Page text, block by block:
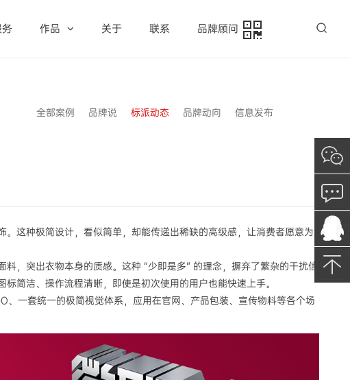
作品 关于 联系 品牌顾问
全部案例 品牌说 标派动态 品牌动向 信息发布
这种极简设计，看似简单，却能传递出稀缺的高级感，让消费者愿意为
，突出衣物本身的质感。这种 “少即是多” 的理念，摒弃了繁杂的干扰信
简洁、操作流程清晰，即使是初次使用的用户也能快速上手。
一套统一的极简视觉体系，应用在官网、产品包装、宣传物料等各个场